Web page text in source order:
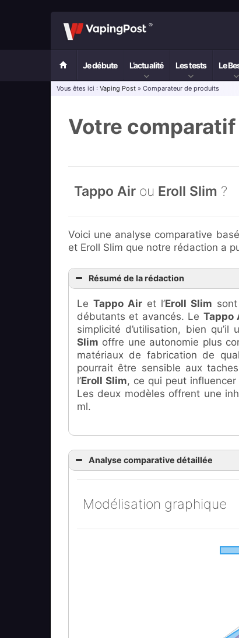
Je débute L’actualité Les tests Le
Vous êtes ici : Vaping Post » Comparateur de produits
Votre
Tappo Air ou Eroll Slim ?
Voici une analyse comparative
et Eroll Slim que notre rédaction a
Résumé de la rédaction
Le Tappo Airet l’Eroll Slim
débutants et avancés. Le Tappo
simplicité d’utilisation, bien
Slim offre une autonomie plus
matériaux de fabrication de
pourrait être sensible aux
l’Eroll Slim, ce qui peut
Les deux modèles offrent une
ml.
Analyse comparative détaillée
Modélisation graphique